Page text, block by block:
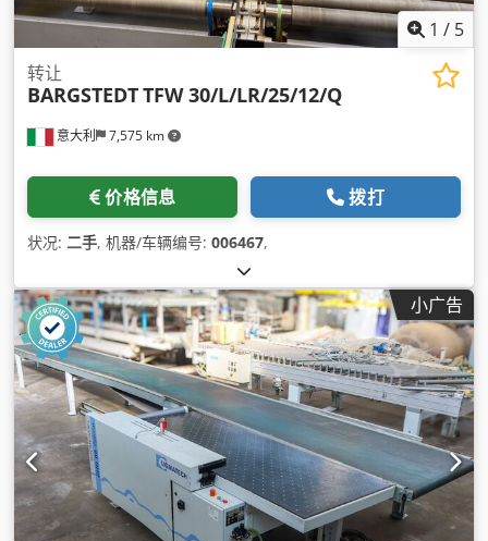
1 / 5
意大利 7,575 km
转让
BARGSTEDTTFW 30/L/LR/25/12/Q
价格信息 拨打
状况: 二手, 机器/车辆编号: 006467,
小广告